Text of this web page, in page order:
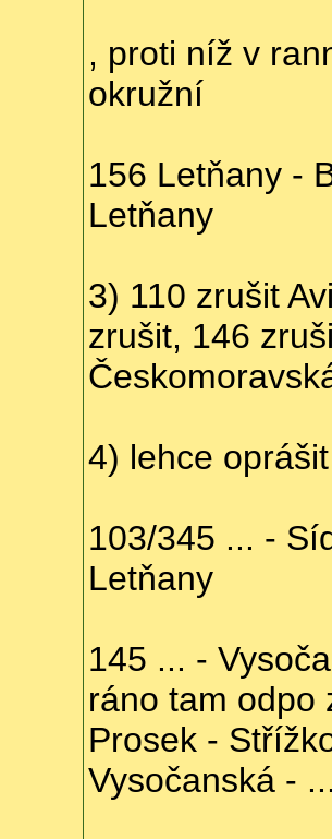
, proti níž v
okružní
156 Letňany -
Letňany
3) 110 zrušit
zrušit, 146
4) lehce
103/345 ... -
Letňany
145 ... -
ráno tam odpo
Prosek -
Vysočanská -